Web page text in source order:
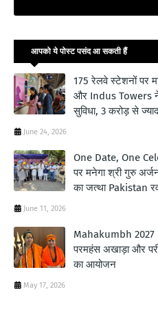
आपको ये पोस्ट पसंद आ सकती हैं
175 रेलवे स्टेशनों पर
और Indus Towers ने
सुविधा, 3 करोड़ से
June 24, 2026
One Date, One
पर मनेगा श्री गुरु
का जत्था Pakistan
June 11, 2026
Mahakumbh 2027
परमहंस अखाड़ा और
का आयोजन
May 17, 2026